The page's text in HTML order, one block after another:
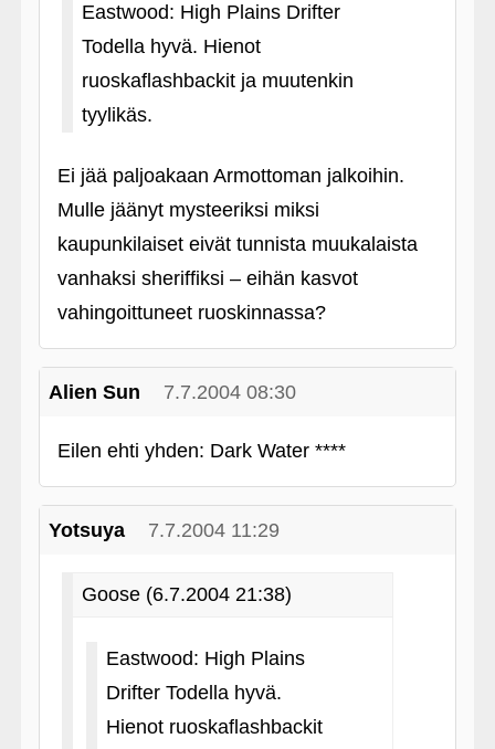
Eastwood: High Plains Drifter
Todella hyvä. Hienot
ruoskaflashbackit ja muutenkin
tyylikäs.
Ei jää paljoakaan Armottoman jalkoihin.
Mulle jäänyt mysteeriksi miksi
kaupunkilaiset eivät tunnista muukalaista
vanhaksi sheriffiksi – eihän kasvot
vahingoittuneet ruoskinnassa?
Alien Sun 7.7.2004 08:30
Eilen ehti yhden: Dark Water ****
Yotsuya 7.7.2004 11:29
Goose (6.7.2004 21:38)
Eastwood: High Plains
Drifter Todella hyvä.
Hienot ruoskaflashbackit